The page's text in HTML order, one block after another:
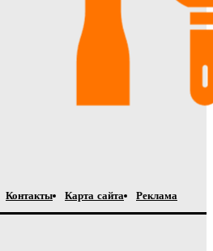
Контакты Карта сайта Реклама